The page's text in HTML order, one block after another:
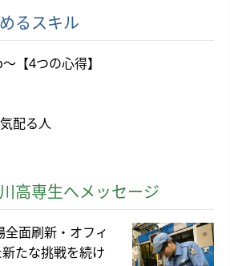
るスキル
【4つの心得】
配る人
高専生へメッセージ
面刷新・オフィ
たな挑戦を続け